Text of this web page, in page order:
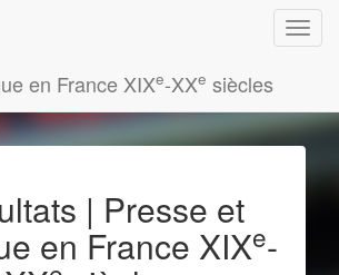
en France XIXe-XXe siècles
| Presse et
en France XIXe-